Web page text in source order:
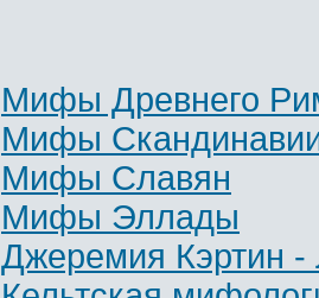
Мифы Древнего
Мифы
Мифы Славян
Мифы Эллады
Джеремия Кэртин